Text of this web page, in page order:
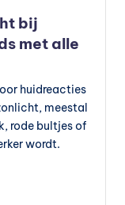
bij
met alle
huidreacties
meestal
rode bultjes of
wordt.